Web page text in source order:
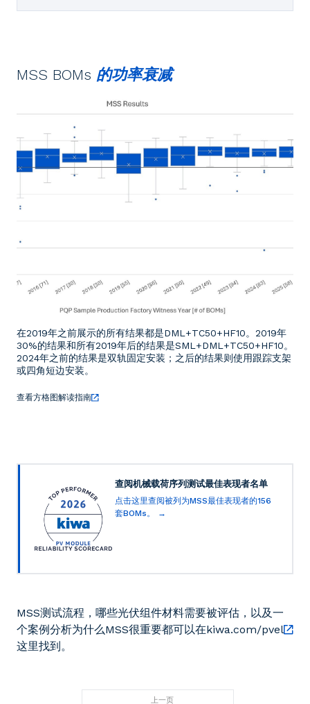
MSS BOMs 的功率衰减
在2019年之前展示的所有结果都是DML+TC50+HF10。2019年
30%的结果和所有2019年后的结果是SML+DML+TC50+HF10。
2024年之前的结果是双轨固定安装；之后的结果则使用跟踪支架
或四角短边安装。
查看方格图解读指南
查阅机械载荷序列测试最佳表现者名单
点击这里查阅被列为MSS最佳表现者的156
套BOMs。 →
MSS测试流程，哪些光伏组件材料需要被评估，以及一
个案例分析为什么MSS很重要都可以在kiwa.com/pvel
这里找到。
上一页